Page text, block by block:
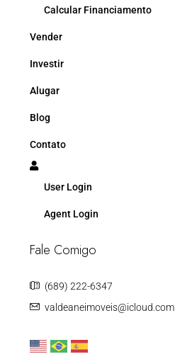
Calcular Financiamento
Vender
Investir
Alugar
Blog
Contato
User Login
Agent Login
Fale Comigo
(689) 222-6347
valdeaneimoveis@icloud.com